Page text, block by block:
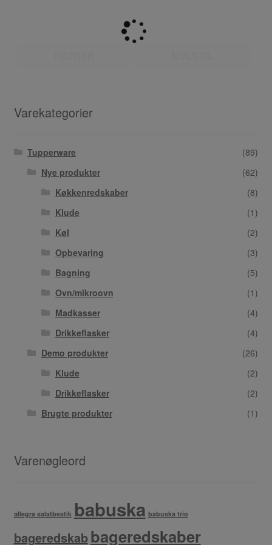
Varekategorier
Tupperware
(89)
Nye produkter
(62)
Køkkenredskaber
(8)
Klude
(1)
Køl
(2)
Opbevaring
(3)
Bagning
(5)
Ovn/mikroovn
(1)
Madkasser
(4)
Drikkeflasker
(4)
Demo produkter
(26)
Klude
(2)
Drikkeflasker
(2)
Brugte produkter
(1)
Varenøgleord
allegra salatbestik babuska babuska trio
bageredskabbageredskaber